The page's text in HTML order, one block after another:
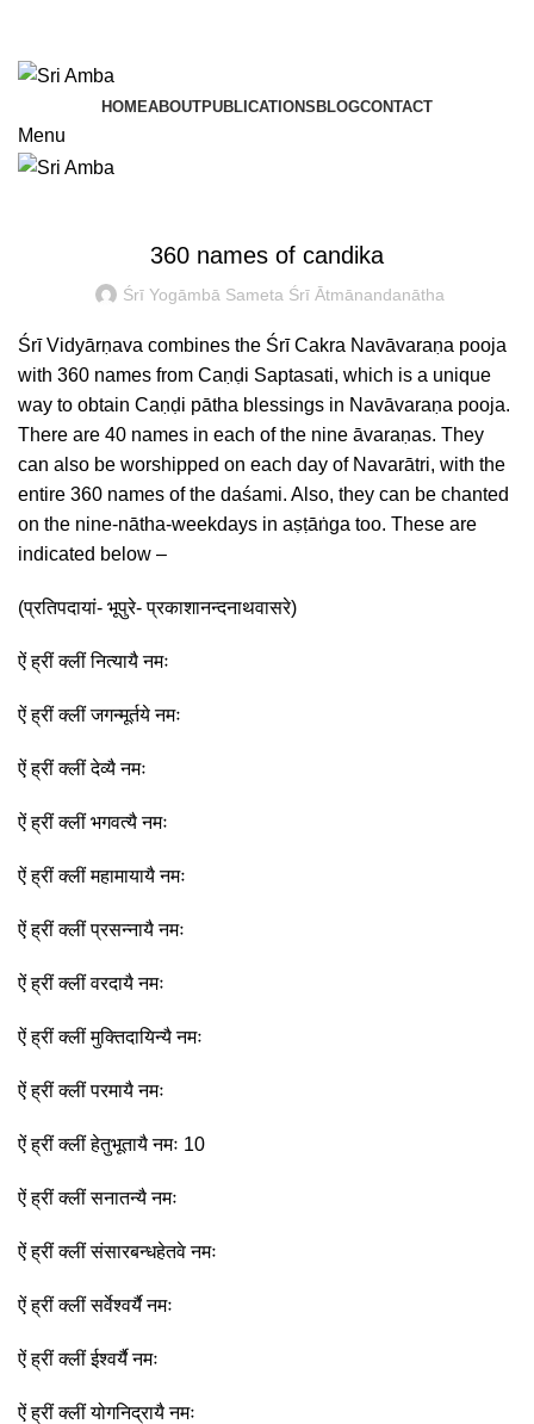
HOMEABOUTPUBLICATIONS BLOGCONTACT
Menu
360 names of candika
Śrī Yogāmbā Sameta Śrī Ātmānandanātha
Śrī Vidyārṇava combines the Śrī Cakra Navāvaraṇa pooja
with 360 names from Caṇḍi Saptasati, which is a unique
way to obtain Caṇḍi pātha blessings in Navāvaraṇa pooja.
There are 40 names in each of the nine āvaraṇas. They
can also be worshipped on each day of Navarātri, with the
entire 360 names of the daśami. Also, they can be chanted
on the nine-nātha-weekdays in aṣṭāṅga too. These are
indicated below –
(प्रतिपदायां- भूपुरे- प्रकाशानन्दनाथवासरे)
ऐं ह्रीं क्लीं नित्यायै नमः
ऐं ह्रीं क्लीं जगन्मूर्तये नमः
ऐं ह्रीं क्लीं देव्यै नमः
ऐं ह्रीं क्लीं भगवत्यै नमः
ऐं ह्रीं क्लीं महामायायै नमः
ऐं ह्रीं क्लीं प्रसन्नायै नमः
ऐं ह्रीं क्लीं वरदायै नमः
ऐं ह्रीं क्लीं मुक्तिदायिन्यै नमः
ऐं ह्रीं क्लीं परमायै नमः
ऐं ह्रीं क्लीं हेतुभूतायै नमः 10
ऐं ह्रीं क्लीं सनातन्यै नमः
ऐं ह्रीं क्लीं संसारबन्धहेतवे नमः
ऐं ह्रीं क्लीं सर्वेश्वर्यै नमः
ऐं ह्रीं क्लीं ईश्वर्यै नमः
ऐं ह्रीं क्लीं योगनिद्रायै नमः